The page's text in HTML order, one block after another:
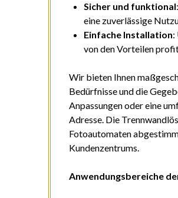
Sicher und funktional
eine zuverlässige
Einfache Installation:
von den Vorteilen
Wir bieten Ihnen
Bedürfnisse und die
Anpassungen oder eine
Adresse. Die
Fotoautomaten
Kundenzentrums.
Anwendungsbereiche